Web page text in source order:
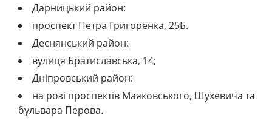
Дарницький район:
проспект Петра Григоренка, 25Б.
Деснянський район:
вулиця Братиславська, 14;
Дніпровський район:
на розі проспектів Маяковського, Шухевича та
бульвара Перова.